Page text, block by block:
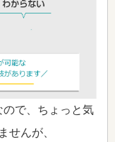
で、ちょっと気
せんが、